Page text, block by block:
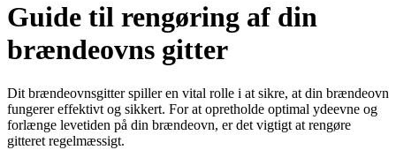
Guide til rengøring af din
brændeovns gitter
Dit brændeovnsgitter spiller en vital rolle i at sikre, at din brændeovn
fungerer effektivt og sikkert. For at opretholde optimal ydeevne og
forlænge levetiden på din brændeovn, er det vigtigt at rengøre
gitteret regelmæssigt.